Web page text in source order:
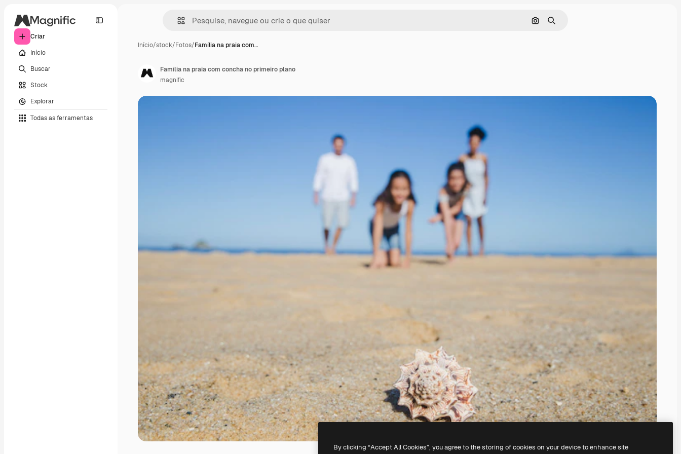
Criar
Início
Buscar
Stock
Explorar
Todas as ferramentas
Pesquisar por imagem
Buscar
Início/stock/Fotos/Família na praia com…
Família na praia com concha no primeiro plano
magnific
By clicking “Accept All Cookies”, you agree to the storing of cookies on your device to enhance site